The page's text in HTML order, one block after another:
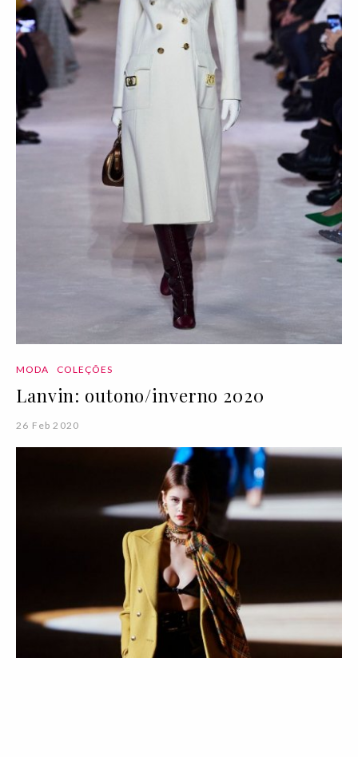
MODA COLEÇÕES
Lanvin: outono/inverno 2020
26 Feb 2020